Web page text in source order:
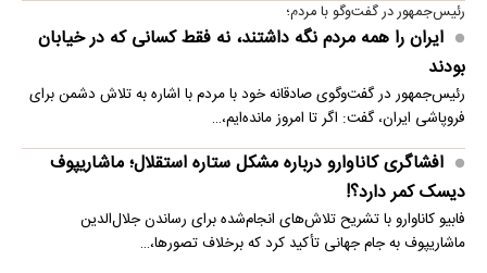
رئیس‌جمهور در گفت‌وگو با مردم؛
ایران را همه مردم نگه داشتند، نه فقط کسانی که در خیابان
بودند
رئیس‌جمهور در گفت‌وگوی صادقانه خود با مردم با اشاره به تلاش دشمن برای
فروپاشی ایران، گفت: اگر تا امروز مانده‌ایم،…
افشاگری کاناوارو درباره مشکل ستاره استقلال؛ ماشاریپوف
دیسک کمر دارد؟!
فابیو کاناوارو با تشریح تلاش‌های انجام‌شده برای رساندن جلال‌الدین
ماشاریپوف به جام جهانی تأکید کرد که برخلاف تصورها،…